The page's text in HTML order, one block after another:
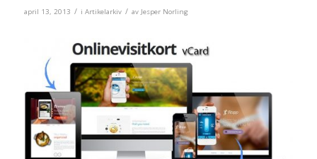
april 13, 2013 / i Artikelarkiv / av Jesper Norling